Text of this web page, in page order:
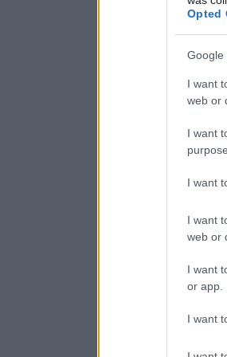
Opted
Google
I want
web or
I want
I want
I want
web or
I want
or app.
I want